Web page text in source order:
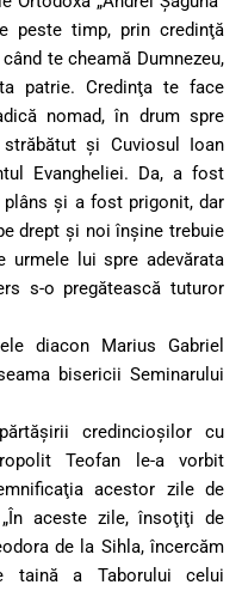
peste timp, prin credinţă
te cheamă Dumnezeu,
patrie. Credinţa te face
nomad, în drum spre
şi Cuviosul Ioan
Evangheliei. Da, a fost
şi a fost prigonit, dar
drept şi noi înşine trebuie
lui spre adevărata
s-o pregătească tuturor
diacon Marius Gabriel
bisericii Seminarului
credincioşilor cu
Teofan le-a vorbit
acestor zile de
aceste zile, însoţiţi de
de la Sihla, încercăm
taină a Taborului celui